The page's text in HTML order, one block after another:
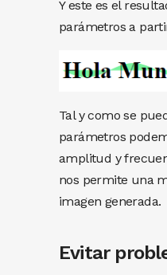
Y este es el
parámetros a
Tal y como se
parámetros
amplitud y
nos permite una
imagen generada.
Evitar